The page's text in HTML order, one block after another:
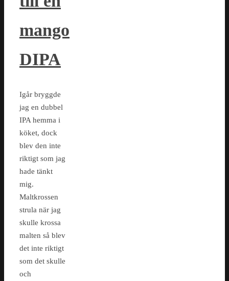
mango
DIPA
Igår bryggde
jag en dubbel
IPA hemma i
köket, dock
blev den inte
riktigt som jag
hade tänkt
mig.
Maltkrossen
strula när jag
skulle krossa
malten så blev
det inte riktigt
som det skulle
och